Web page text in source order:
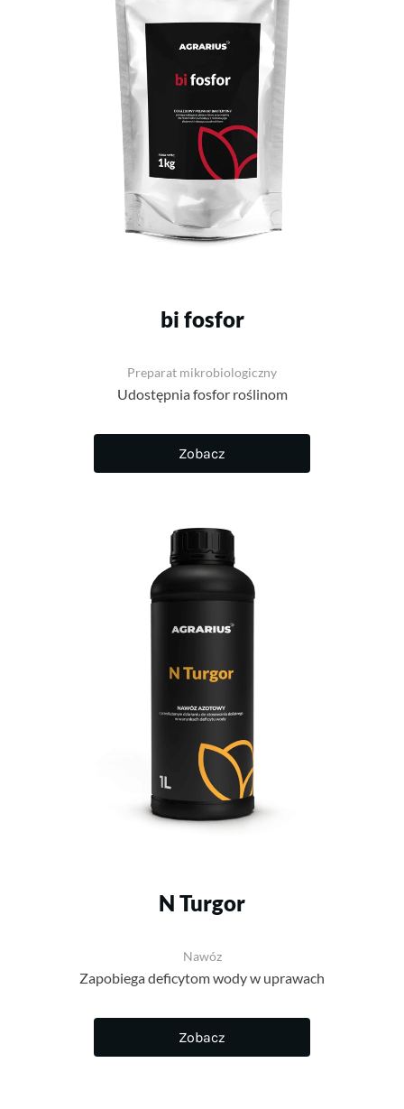
bi fosfor
Preparat mikrobiologiczny
Udostępnia fosfor roślinom
Zobacz
N Turgor
Nawóz
Zapobiega deficytom wody w uprawach
Zobacz